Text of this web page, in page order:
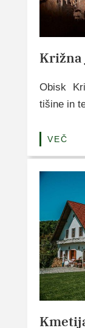
Križna
Obisk
tišine in
VEČ